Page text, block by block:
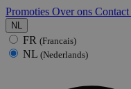
Promoties Over ons Contact
NL
FR (Francais)
NL (Nederlands)